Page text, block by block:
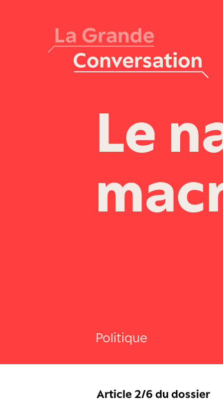
Le
Politique
Article 2/6 du dossier